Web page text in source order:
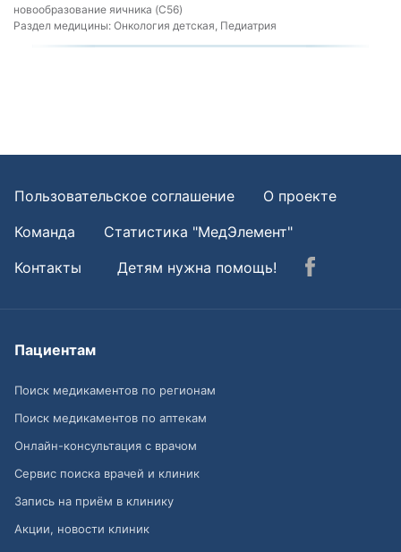
новообразование яичника (C56)
Раздел медицины: Онкология детская, Педиатрия
Пользовательское соглашение
О проекте
Команда
Статистика "МедЭлемент"
Контакты
Детям нужна помощь!
Пациентам
Поиск медикаментов по регионам
Поиск медикаментов по аптекам
Онлайн-консультация с врачом
Сервис поиска врачей и клиник
Запись на приём в клинику
Акции, новости клиник